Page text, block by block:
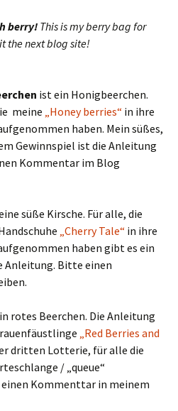
berry! This is my berry bag for
the next blog site!
ist ein Honigbeerchen.
meine „Honey berries“ in ihre
haben. Mein süßes,
Gewinnspiel ist die Anleitung
Kommentar im Blog
süße Kirsche. Für alle, die
„Cherry Tale“ in ihre
haben gibt es ein
Anleitung. Bitte einen
rotes Beerchen. Die Anleitung
„Red Berries and
dritten Lotterie, für alle die
/ „queue“
Kommenttar in meinem